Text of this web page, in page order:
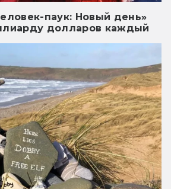
паук: Новый день»
долларов каждый